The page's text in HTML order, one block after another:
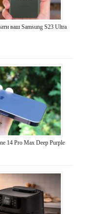
ваш Samsung S23 Ultra
14 Pro Max Deep Purple